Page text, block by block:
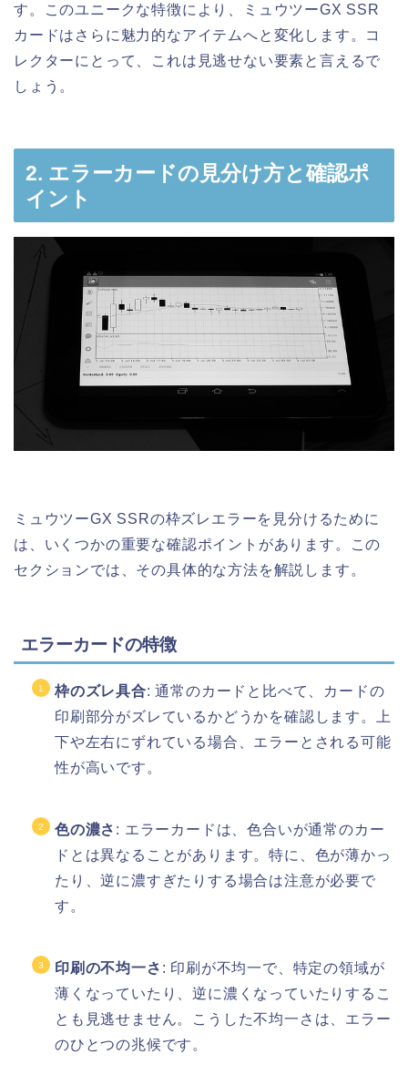
す。このユニークな特徴により、ミュウツーGX SSR
カードはさらに魅力的なアイテムへと変化します。コ
レクターにとって、これは見逃せない要素と言えるで
しょう。
2. エラーカードの見分け方と確認ポ
イント
ミュウツーGX SSRの枠ズレエラーを見分けるために
は、いくつかの重要な確認ポイントがあります。この
セクションでは、その具体的な方法を解説します。
エラーカードの特徴
枠のズレ具合: 通常のカードと比べて、カードの
印刷部分がズレているかどうかを確認します。上
下や左右にずれている場合、エラーとされる可能
性が高いです。
色の濃さ : エラーカードは、色合いが通常のカー
ドとは異なることがあります。特に、色が薄かっ
たり、逆に濃すぎたりする場合は注意が必要で
す。
印刷の不均一さ : 印刷が不均一で、特定の領域が
薄くなっていたり、逆に濃くなっていたりするこ
とも見逃せません。こうした不均一さは、エラー
のひとつの兆候です。